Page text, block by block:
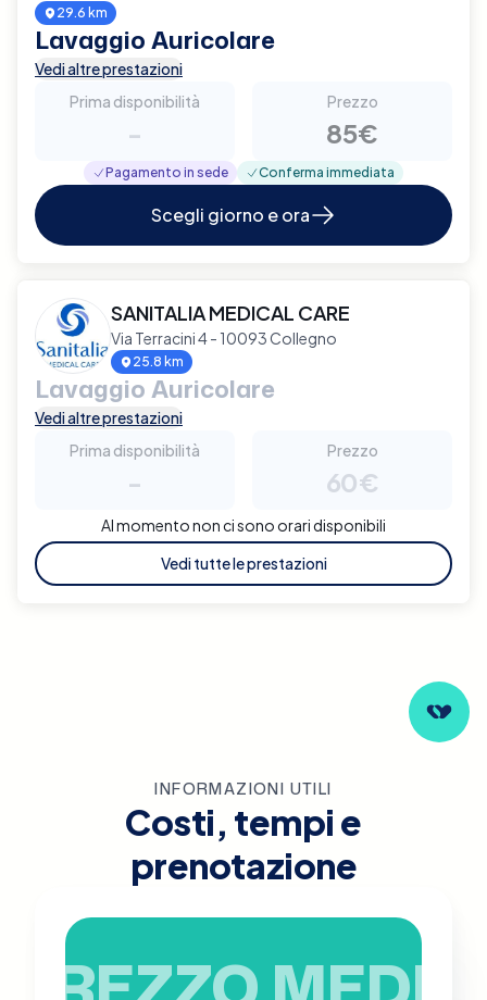
29.6 km
Lavaggio Auricolare
Vedi altre prestazioni
Prima disponibilità
-
Prezzo
85€
Pagamento in sede Conferma immediata
Scegli giorno e ora
SANITALIA MEDICAL CARE
Via Terracini 4 - 10093 Collegno
25.8 km
Lavaggio Auricolare
Vedi altre prestazioni
Prima disponibilità
-
Prezzo
60€
Al momento non ci sono orari disponibili
Vedi tutte le prestazioni
INFORMAZIONI UTILI
Costi, tempi e
prenotazione